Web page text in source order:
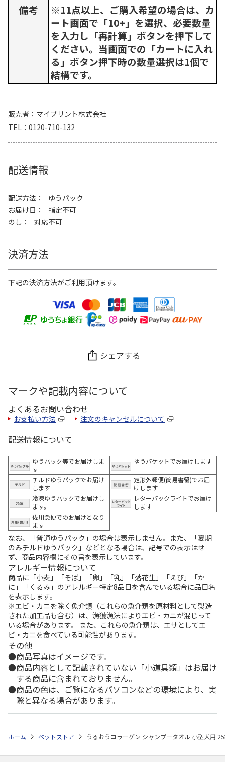
備考
※11点以上、ご購入希望の場合は、カ
ート画面で「10+」を選択、必要数量
を入力し「再計算」ボタンを押下して
ください。当画面での「カートに入れ
る」ボタン押下時の数量選択は1個で
結構です。
販売者
マイプリント株式会社
TEL
0120-710-132
配送情報
配送方法
ゆうパック
お届け日
指定不可
のし
対応不可
決済方法
下記の決済方法がご利用頂けます。
シェアする
マークや記載内容について
よくあるお問い合わせ
お支払い方法 注文のキャンセルについて
配送情報について
ゆうパック等でお届けしま
す
ゆうパケットでお届けします
チルドゆうパックでお届け
します
定形外郵便(簡易書留)でお届
けします
冷凍ゆうパックでお届けし
ます。
レターパックライトでお届け
します
佐川急便でのお届けとなり
ます
なお、「普通ゆうパック」の場合は表示しません。また、「夏期
のみチルドゆうパック」などとなる場合は、記号での表示はせ
ず、商品内容欄にその旨を表示しています。
アレルギー情報について
商品に「小麦」「そば」「卵」「乳」「落花生」「えび」「か
に」「くるみ」のアレルギー特定8品目を含んでいる場合に品目名
を表示します。
※エビ・カニを除く魚介類（これらの魚介類を原材料として製造
された加工品も含む）は、漁獲漁法によりエビ・カニが混じって
いる場合があります。 また、これらの魚介類は、エサとしてエ
ビ・カニを食べている可能性があります。
その他
商品写真はイメージです。
商品内容として記載されていない「小道具類」はお届け
する商品に含まれておりません。
商品の色は、ご覧になるパソコンなどの環境により、実
際と異なる場合があります。
ホーム ペットストア うるおうコラーゲン シャンプータオル 小型犬用